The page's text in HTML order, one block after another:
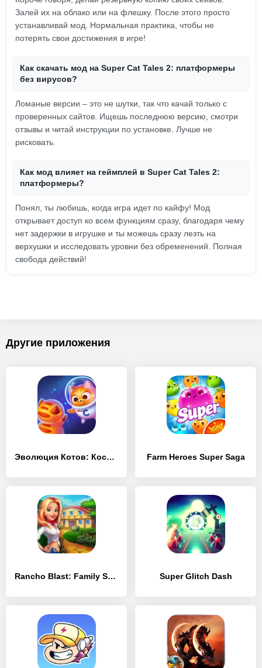
Залей их на облако или на флешку. После этого просто
устанавливай мод. Нормальная практика, чтобы не
потерять свои достижения в игре!
Как скачать мод на Super Cat Tales 2: платформеры
без вирусов?
Ломаные версии – это не шутки, так что качай только с
проверенных сайтов. Ищешь последнюю версию, смотри
отзывы и читай инструкции по установке. Лучше не
рисковать.
Как мод влияет на геймплей в Super Cat Tales 2:
платформеры?
Понял, ты любишь, когда игра идет по кайфу! Мод
открывает доступ ко всем функциям сразу, благодаря чему
нет задержки в игрушке и ты можешь сразу лезть на
верхушки и исследовать уровни без обременений. Полная
свобода действий!
Другие приложения
Эволюция Котов: Космос – Котики в новой галактике Farm Heroes Super Saga
Rancho Blast: Family Story Super Glitch Dash